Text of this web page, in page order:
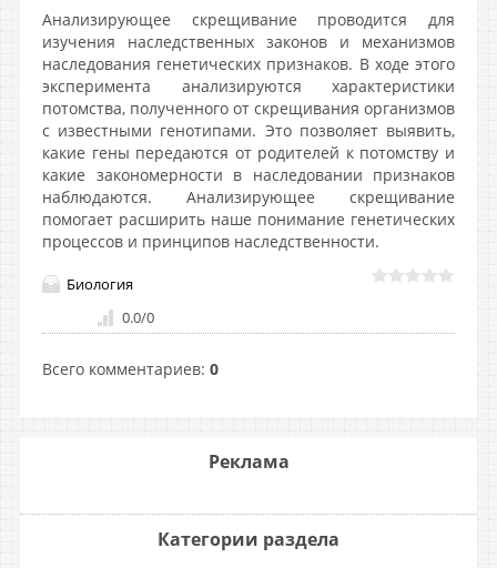
Анализирующее скрещивание проводится для
изучения наследственных законов и механизмов
наследования генетических признаков. В ходе этого
эксперимента анализируются характеристики
потомства, полученного от скрещивания организмов
с известными генотипами. Это позволяет выявить,
какие гены передаются от родителей к потомству и
какие закономерности в наследовании признаков
наблюдаются. Анализирующее скрещивание
помогает расширить наше понимание генетических
процессов и принципов наследственности.
Биология
0.0/0
Всего комментариев: 0
Реклама
Категории раздела